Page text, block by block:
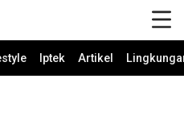
Iptek Artikel